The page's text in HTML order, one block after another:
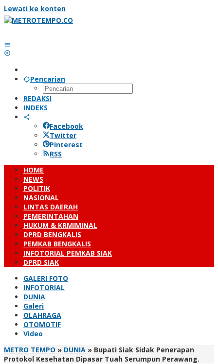
Lewati ke konten
Pencarian
REDAKSI
INDEKS
Facebook
Twitter
Pinterest
RSS
HOME
NEWS
POLITIK
NASIONAL
LINTAS DAERAH
PEMERINTAHAN
HUKUM & KRMIMINAL
DPRD BENGKALIS
PEMKAB BENGKALIS
INFOTORIAL PEMKAB SIAK
DPRD SIAK
GALERI FOTO
INFOTORIAL
DUNIA
Galeri
OLAHRAGA
OTOMOTIF
Video
METRO TEMPO » DUNIA » Bupati Siak Sidak Penerapan
Protokol Kesehatan Dipasar Tuah Serumpun Perawang.